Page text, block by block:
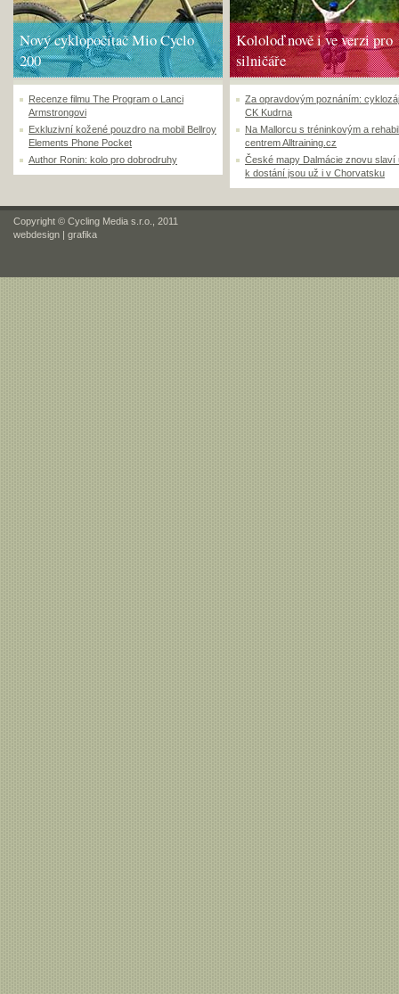
Nový cyklopočítač Mio Cyclo
200
Recenze filmu The Program o Lanci
Armstrongovi
Exkluzivní kožené pouzdro na mobil Bellroy
Elements Phone Pocket
Author Ronin: kolo pro dobrodruhy
Kololoď nově i ve verzi pro
silničáře
Za opravdovým poznáním:
CK Kudrna
Na Mallorcu s tréninkovým a
centrem Alltraining.cz
České mapy Dalmácie znovu slaví
k dostání jsou už i v Chorvatsku
Copyright © Cycling Media s.r.o., 2011
webdesign | grafika